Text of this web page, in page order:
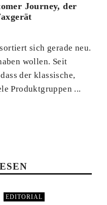
Journey, der
sich gerade neu.
wollen. Seit
der klassische,
Produktgruppen ...
EDITORIAL